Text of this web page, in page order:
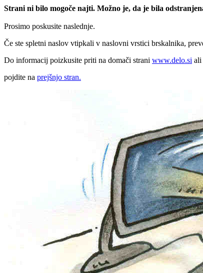
Strani ni bilo mogoče najti. Možno je, da je bila
Prosimo poskusite naslednje.
Če ste spletni naslov vtipkali v naslovni vrstici brskalnika,
Do informacij poizkusite priti na domači strani www.delo.si ali
pojdite na prejšnjo stran.